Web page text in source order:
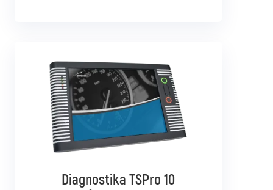
Diagnostika TSPro 10
Diagnostika TSPro 10